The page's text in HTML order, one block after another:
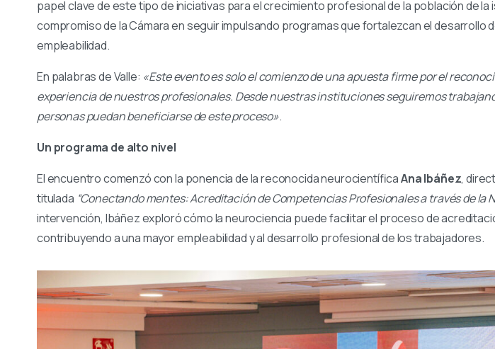
papel clave de este tipo de iniciativas para el crecimiento profesional de la población de la
compromiso de la Cámara en seguir impulsando programas que fortalezcan el desarrollo
empleabilidad.
En palabras de Valle: «Este evento es solo el comienzo de una apuesta firme por el
experiencia de nuestros profesionales. Desde nuestras instituciones seguiremos
personas puedan beneficiarse de este proceso».
Un programa de alto nivel
El encuentro comenzó con la ponencia de la reconocida neurocientíficaAna Ibáñez,
titulada “Conectando mentes: Acreditación de Competencias Profesionales a través de la
intervención, Ibáñez exploró cómo la neurociencia puede facilitar el proceso de
contribuyendo a una mayor empleabilidad y al desarrollo profesional de los trabajadores.